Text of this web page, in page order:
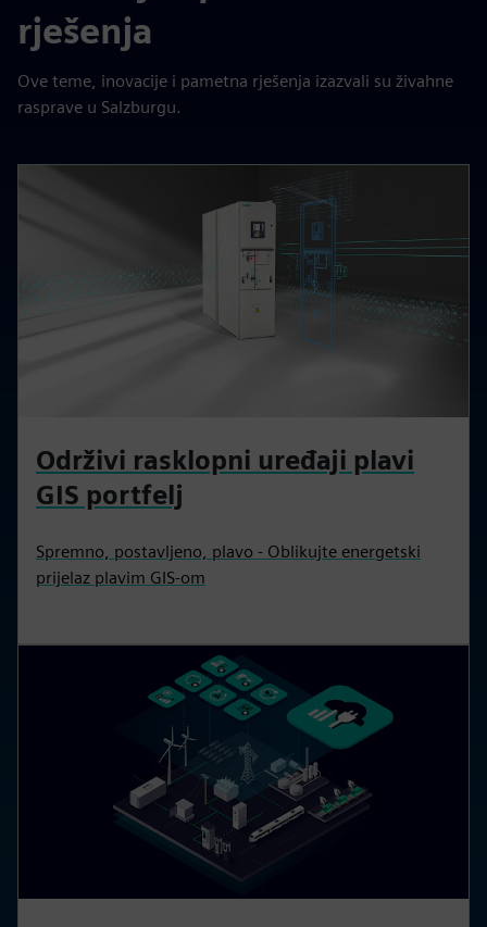
rješenja
Ove teme, inovacije i pametna rješenja izazvali su živahne
rasprave u Salzburgu.
Održivi rasklopni uređaji plavi
GIS portfelj
Spremno, postavljeno, plavo - Oblikujte energetski
prijelaz plavim GIS-om